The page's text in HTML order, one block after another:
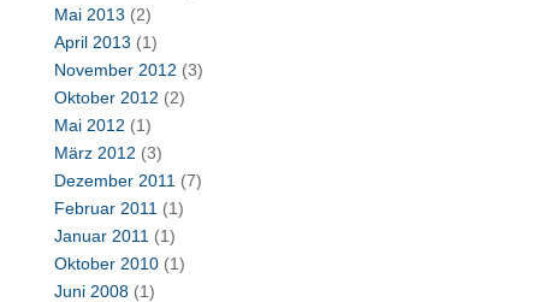
Mai 2013 (2)
April 2013 (1)
November 2012 (3)
Oktober 2012 (2)
Mai 2012 (1)
März 2012 (3)
Dezember 2011 (7)
Februar 2011 (1)
Januar 2011 (1)
Oktober 2010(1)
Juni 2008(1)